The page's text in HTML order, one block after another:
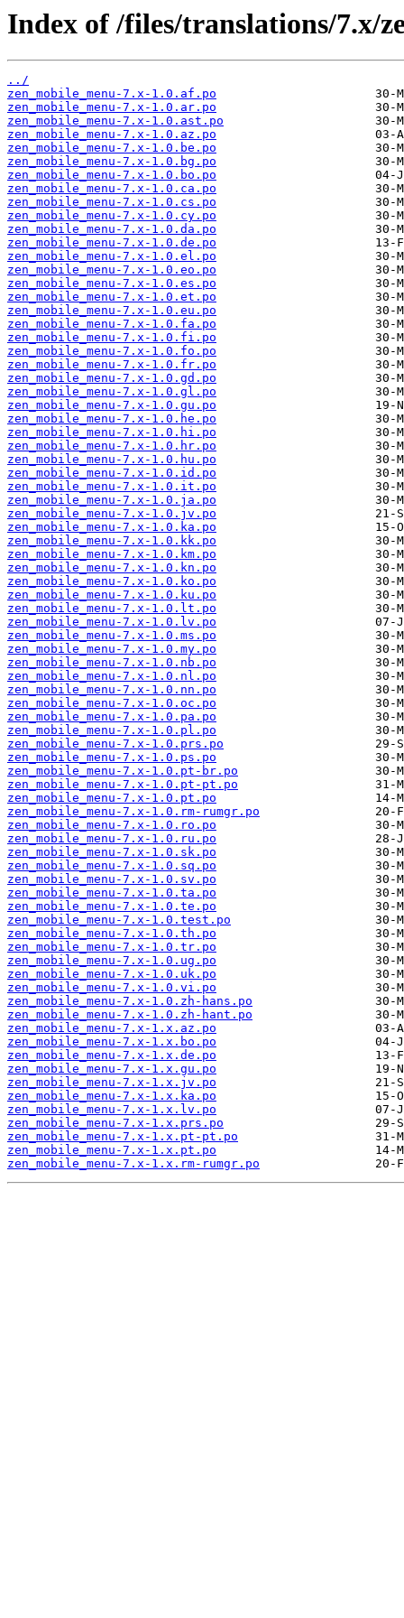
Index of /files/translations/7.x/
../
zen_mobile_menu-7.x-1.0.af.po
zen_mobile_menu-7.x-1.0.ar.po
zen_mobile_menu-7.x-1.0.ast.po
zen_mobile_menu-7.x-1.0.az.po
zen_mobile_menu-7.x-1.0.be.po
zen_mobile_menu-7.x-1.0.bg.po
zen_mobile_menu-7.x-1.0.bo.po
zen_mobile_menu-7.x-1.0.ca.po
zen_mobile_menu-7.x-1.0.cs.po
zen_mobile_menu-7.x-1.0.cy.po
zen_mobile_menu-7.x-1.0.da.po
zen_mobile_menu-7.x-1.0.de.po
zen_mobile_menu-7.x-1.0.el.po
zen_mobile_menu-7.x-1.0.eo.po
zen_mobile_menu-7.x-1.0.es.po
zen_mobile_menu-7.x-1.0.et.po
zen_mobile_menu-7.x-1.0.eu.po
zen_mobile_menu-7.x-1.0.fa.po
zen_mobile_menu-7.x-1.0.fi.po
zen_mobile_menu-7.x-1.0.fo.po
zen_mobile_menu-7.x-1.0.fr.po
zen_mobile_menu-7.x-1.0.gd.po
zen_mobile_menu-7.x-1.0.gl.po
zen_mobile_menu-7.x-1.0.gu.po
zen_mobile_menu-7.x-1.0.he.po
zen_mobile_menu-7.x-1.0.hi.po
zen_mobile_menu-7.x-1.0.hr.po
zen_mobile_menu-7.x-1.0.hu.po
zen_mobile_menu-7.x-1.0.id.po
zen_mobile_menu-7.x-1.0.it.po
zen_mobile_menu-7.x-1.0.ja.po
zen_mobile_menu-7.x-1.0.jv.po
zen_mobile_menu-7.x-1.0.ka.po
zen_mobile_menu-7.x-1.0.kk.po
zen_mobile_menu-7.x-1.0.km.po
zen_mobile_menu-7.x-1.0.kn.po
zen_mobile_menu-7.x-1.0.ko.po
zen_mobile_menu-7.x-1.0.ku.po
zen_mobile_menu-7.x-1.0.lt.po
zen_mobile_menu-7.x-1.0.lv.po
zen_mobile_menu-7.x-1.0.ms.po
zen_mobile_menu-7.x-1.0.my.po
zen_mobile_menu-7.x-1.0.nb.po
zen_mobile_menu-7.x-1.0.nl.po
zen_mobile_menu-7.x-1.0.nn.po
zen_mobile_menu-7.x-1.0.oc.po
zen_mobile_menu-7.x-1.0.pa.po
zen_mobile_menu-7.x-1.0.pl.po
zen_mobile_menu-7.x-1.0.prs.po
zen_mobile_menu-7.x-1.0.ps.po
zen_mobile_menu-7.x-1.0.pt-br.po
zen_mobile_menu-7.x-1.0.pt-pt.po
zen_mobile_menu-7.x-1.0.pt.po
zen_mobile_menu-7.x-1.0.rm-rumgr.po
zen_mobile_menu-7.x-1.0.ro.po
zen_mobile_menu-7.x-1.0.ru.po
zen_mobile_menu-7.x-1.0.sk.po
zen_mobile_menu-7.x-1.0.sq.po
zen_mobile_menu-7.x-1.0.sv.po
zen_mobile_menu-7.x-1.0.ta.po
zen_mobile_menu-7.x-1.0.te.po
zen_mobile_menu-7.x-1.0.test.po
zen_mobile_menu-7.x-1.0.th.po
zen_mobile_menu-7.x-1.0.tr.po
zen_mobile_menu-7.x-1.0.ug.po
zen_mobile_menu-7.x-1.0.uk.po
zen_mobile_menu-7.x-1.0.vi.po
zen_mobile_menu-7.x-1.0.zh-hans.po
zen_mobile_menu-7.x-1.0.zh-hant.po
zen_mobile_menu-7.x-1.x.az.po
zen_mobile_menu-7.x-1.x.bo.po
zen_mobile_menu-7.x-1.x.de.po
zen_mobile_menu-7.x-1.x.gu.po
zen_mobile_menu-7.x-1.x.jv.po
zen_mobile_menu-7.x-1.x.ka.po
zen_mobile_menu-7.x-1.x.lv.po
zen_mobile_menu-7.x-1.x.prs.po
zen_mobile_menu-7.x-1.x.pt-pt.po
zen_mobile_menu-7.x-1.x.pt.po
zen_mobile_menu-7.x-1.x.rm-rumgr.po